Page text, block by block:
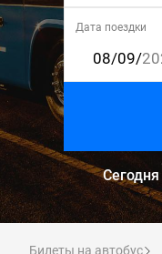
Дата поездки
Сегодня
Билеты на автобус